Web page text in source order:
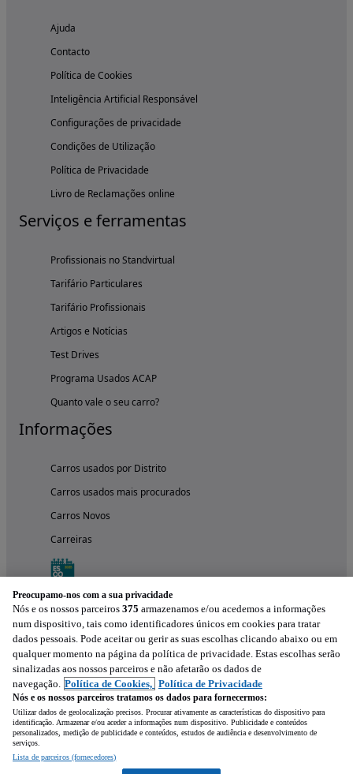
Ajuda
Contacto
Política de Cookies
Inteligência Artificial Responsável
Configurações de privacidade
Condições de Utilização
Política de Privacidade
Livro de Reclamações online
Serviços e ferramentas
Profissionais no Standvirtual
Tarifário Particulares
Tarifário Profissionais
Artigos e Notícias
Test Drives
Programa Usados ACAP
Quanto vale o seu carro?
Informações
Carros usados por Distrito
Carros usados mais procurados
Carros Novos
Carreiras
Experimenta a aplicação
Preocupamo-nos com a sua privacidade
Nós e os nossos parceiros 375 armazenamos e/ou acedemos a informações
num dispositivo, tais como identificadores únicos em cookies para tratar
dados pessoais. Pode aceitar ou gerir as suas escolhas clicando abaixo ou em
qualquer momento na página da política de privacidade. Estas escolhas serão
sinalizadas aos nossos parceiros e não afetarão os dados de
navegação. Política de Cookies, Política de Privacidade
Nós e os nossos parceiros tratamos os dados para fornecermos:
Utilizar dados de geolocalização precisos. Procurar ativamente as características do dispositivo para
identificação. Armazenar e/ou aceder a informações num dispositivo. Publicidade e conteúdos
personalizados, medição de publicidade e conteúdos, estudos de audiência e desenvolvimento de
serviços.
Lista de parceiros (fornecedores)